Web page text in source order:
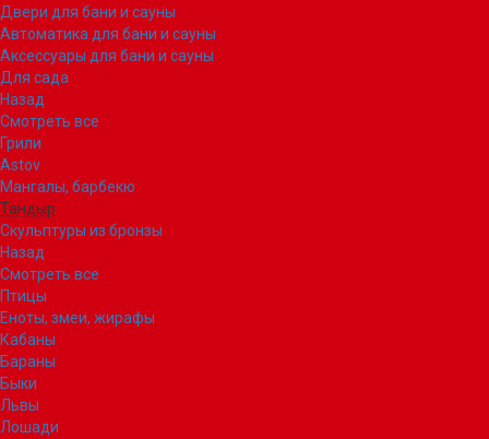
Двери для бани и сауны
Автоматика для бани и сауны
Аксессуары для бани и сауны
Для сада
Назад
Смотреть все
Грили
Astov
Мангалы, барбекю
Тандыр
Скульптуры из бронзы
Назад
Смотреть все
Птицы
Еноты, змеи, жирафы
Кабаны
Бараны
Быки
Львы
Лошади